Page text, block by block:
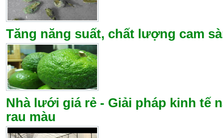
Tăng năng suất, chất lượng cam
Nhà lưới giá rẻ - Giải pháp kinh tế
rau màu